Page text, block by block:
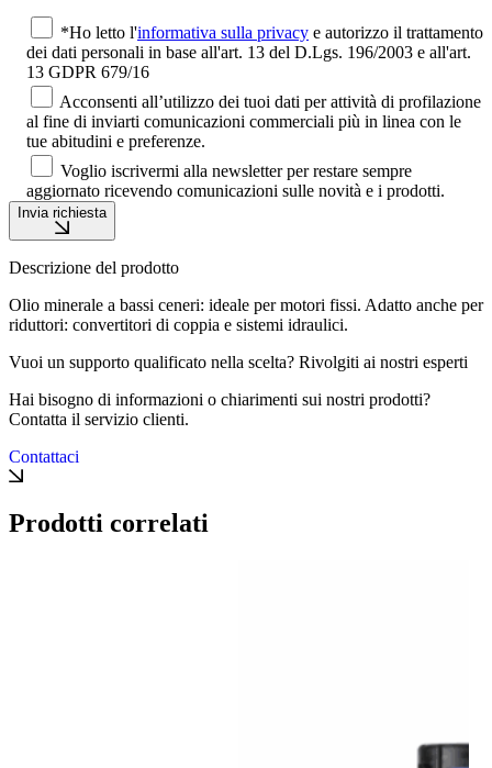
*Ho letto l'informativa sulla privacy e autorizzo il trattamento
dei dati personali in base all'art. 13 del D.Lgs. 196/2003 e all'art.
13 GDPR 679/16
Acconsenti all’utilizzo dei tuoi dati per attività di profilazione
al fine di inviarti comunicazioni commerciali più in linea con le
tue abitudini e preferenze.
Voglio iscrivermi alla newsletter per restare sempre
aggiornato ricevendo comunicazioni sulle novità e i prodotti.
Invia richiesta
Descrizione del prodotto
Olio minerale a bassi ceneri: ideale per motori fissi. Adatto anche per
riduttori: convertitori di coppia e sistemi idraulici.
Vuoi un supporto qualificato nella scelta? Rivolgiti ai nostri esperti
Hai bisogno di informazioni o chiarimenti sui nostri prodotti?
Contatta il servizio clienti.
Contattaci
Prodotti correlati